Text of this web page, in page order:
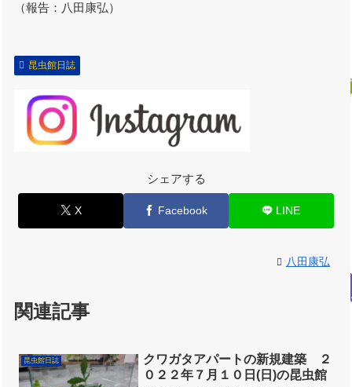
（報告：八田康弘）
昆虫館日誌
シェアする
X Facebook LINE
八田康弘
関連記事
昆虫館日誌
クワガタアパートの新規建築 ２
０２２年７月１０日(日)の昆虫館